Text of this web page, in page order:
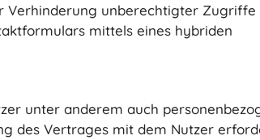
Verhinderung unberechtigter
mittels eines hybriden
unter anderem auch
des Vertrages mit dem Nutzer